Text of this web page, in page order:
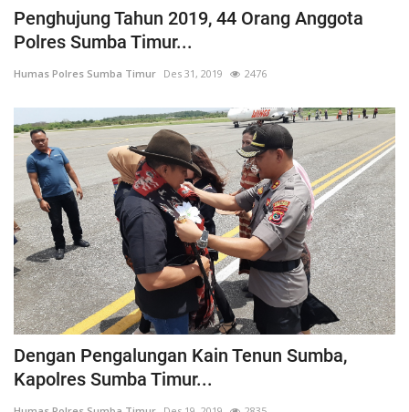
Penghujung Tahun 2019, 44 Orang Anggota
Polres Sumba Timur...
Humas Polres Sumba Timur Des 31, 2019 2476
Dengan Pengalungan Kain Tenun Sumba,
Kapolres Sumba Timur...